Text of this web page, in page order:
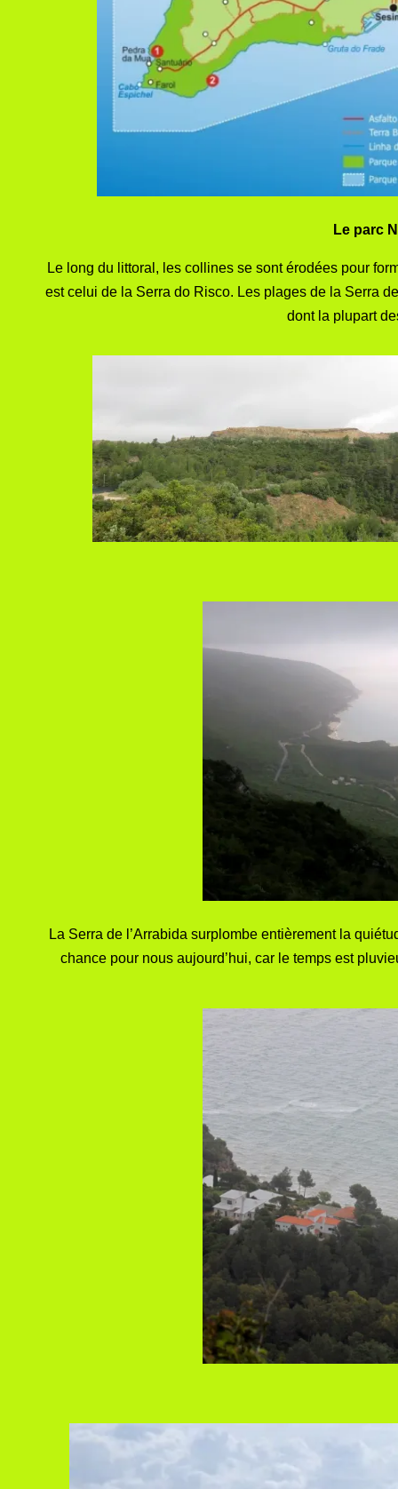
Le parc
Le long du littoral, les collines se sont érodées pour
est celui de la Serra do Risco. Les plages de la Serra
dont la plupart
La Serra de l’Arrabida surplombe entièrement la
chance pour nous aujourd’hui, car le temps est